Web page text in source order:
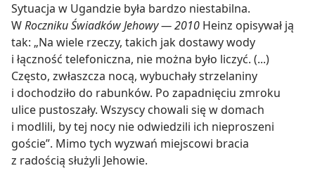
Sytuacja w Ugandzie była bardzo niestabilna.
WRoczniku Świadków Jehowy — 2010 Heinz opisywał ją
tak: „Na wiele rzeczy, takich jak dostawy wody
i łączność telefoniczna, nie można było liczyć. (...)
Często, zwłaszcza nocą, wybuchały strzelaniny
i dochodziło do rabunków. Po zapadnięciu zmroku
ulice pustoszały. Wszyscy chowali się w domach
i modlili, by tej nocy nie odwiedzili ich nieproszeni
goście”. Mimo tych wyzwań miejscowi bracia
z radością służyli Jehowie.